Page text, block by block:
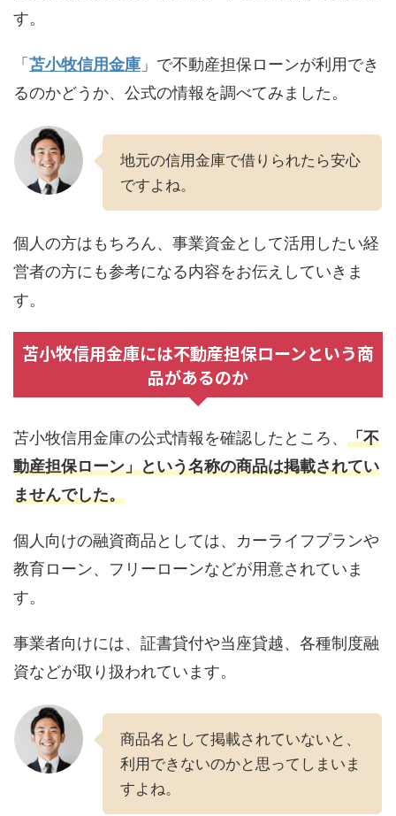
す。
「苫小牧信用金庫 」で不動産担保ローンが利用でき
るのかどうか、公式の情報を調べてみました。
地元の信用金庫で借りられたら安心
ですよね。
個人の方はもちろん、事業資金として活用したい経
営者の方にも参考になる内容をお伝えしていきま
す。
苫小牧信用金庫には不動産担保ローンという商
品があるのか
苫小牧信用金庫の公式情報を確認したところ、 「不
動産担保ローン」という名称の商品は掲載されてい
ませんでした。
個人向けの融資商品としては、カーライフプランや
教育ローン、フリーローンなどが用意されていま
す。
事業者向けには、証書貸付や当座貸越、各種制度融
資などが取り扱われています。
商品名として掲載されていないと、
利用できないのかと思ってしまいま
すよね。